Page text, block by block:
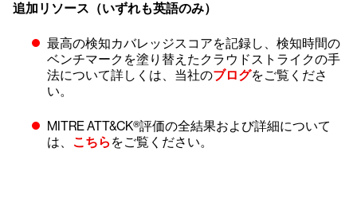
追加リソース（いずれも英語のみ）
最高の検知カバレッジスコアを記録し、検知時間の
ベンチマークを塗り替えたクラウドストライクの手
法について詳しくは、当社のブログをご覧くださ
い。
MITRE ATT&CK®評価の全結果および詳細について
は、 こちら をご覧ください。